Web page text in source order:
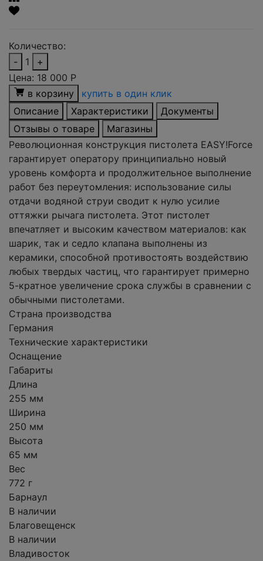
Количество:
-
1
+
Цена: 18 000 Р
в корзину
купить в один клик
Описание
Характеристики
Документы
Отзывы о товаре
Магазины
Революционная конструкция пистолета EASY!Force
гарантирует оператору принципиально новый
уровень комфорта и продолжительное выполнение
работ без переутомления: использование силы
отдачи водяной струи сводит к нулю усилие
оттяжки рычага пистолета. Этот пистолет
впечатляет и высоким качеством материалов: как
шарик, так и седло клапана выполнены из
керамики, способной противостоять воздействию
любых твердых частиц, что гарантирует примерно
5-кратное увеличение срока службы в сравнении с
обычными пистолетами.
Страна производства
Германия
Технические характеристики
Оснащение
Габариты
Длина
255 мм
Ширина
250 мм
Высота
65 мм
Вес
772 г
Барнаул
В наличии
Благовещенск
В наличии
Владивосток